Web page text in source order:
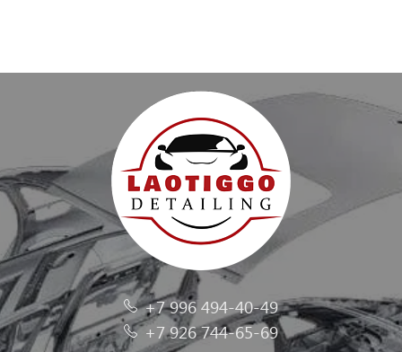
+7 996 494-40-49
+7 926 744-65-69